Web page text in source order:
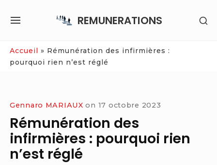
REMUNERATIONS
SITE
Accueil » Rémunération des infirmières :
pourquoi rien n’est réglé
Gennaro MARIAUX on 17 octobre 2023
Rémunération des
infirmières : pourquoi rien
n’est réglé